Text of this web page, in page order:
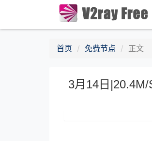
首页 免费节点 正文
3月14日